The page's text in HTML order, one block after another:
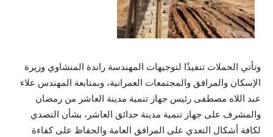
وتأتي الحملات تنفيذًا لتوجيهات المهندسة راندة المنشاوي وزيرة
الإسكان والمرافق والمجتمعات العمرانية، وبمتابعة المهندس علاء
عبد اللاه مصطفى رئيس جهاز تنمية مدينة العاشر من رمضان
والمشرف على جهاز تنمية مدينة حدائق العاشر، بشأن التصدي
لكافة أشكال التعدي على المرافق العامة والحفاظ على كفاءة